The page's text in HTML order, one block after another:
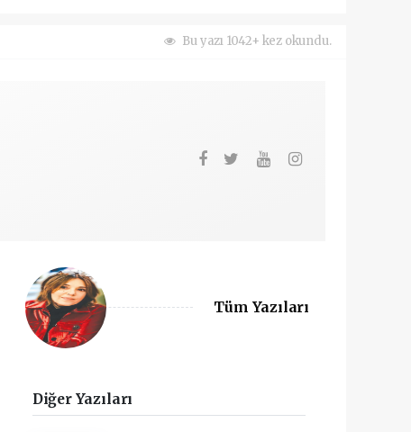
Bu yazı 1042+ kez okundu.
Tüm Yazıları
Diğer Yazıları